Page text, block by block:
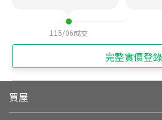
115/06成交
完整實價登錄
買屋